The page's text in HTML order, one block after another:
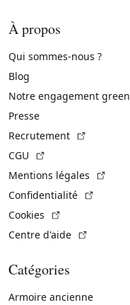
À propos
Qui sommes-nous ?
Blog
Notre engagement green
Presse
Recrutement
CGU
Mentions légales
Confidentialité
Cookies
Centre d'aide
Catégories
Armoire ancienne